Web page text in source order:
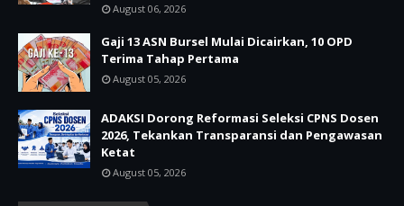
August 06, 2026
Gaji 13 ASN Bursel Mulai Dicairkan, 10 OPD
Terima Tahap Pertama
August 05, 2026
ADAKSI Dorong Reformasi Seleksi CPNS Dosen
2026, Tekankan Transparansi dan Pengawasan
Ketat
August 05, 2026